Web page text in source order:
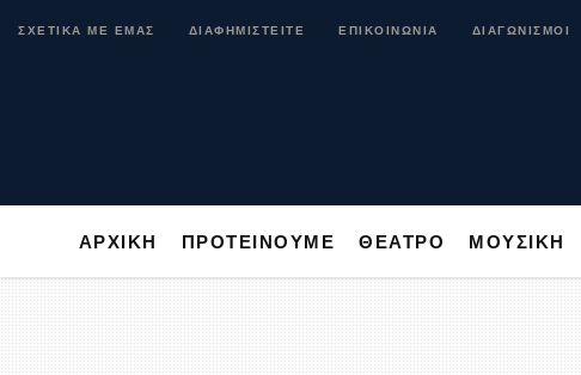
ΣΧΕΤΙΚΑ ΜΕ ΕΜΑΣ ΔΙΑΦΗΜΙΣΤΕΙΤΕ ΕΠΙΚΟΙΝΩΝΙΑ ΔΙΑΓΩΝΙΣΜΟΙ
ΑΡΧΙΚΗ ΠΡΟΤΕΙΝΟΥΜΕ ΘΕΑΤΡΟ ΜΟΥΣΙΚΗ
ΑΡΧΙΚΗ ΠΡΟΤΕΙΝΟΥΜΕ ΘΕΑΤΡΟ ΜΟΥΣΙΚΗ